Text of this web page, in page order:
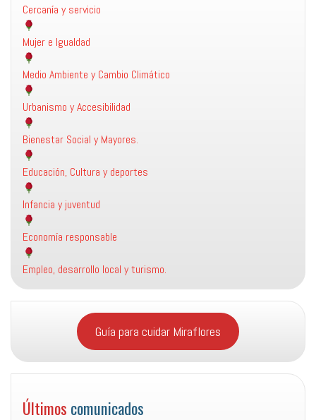
Cercanía y servicio
Mujer e Igualdad
Medio Ambiente y Cambio Climático
Urbanismo y Accesibilidad
Bienestar Social y Mayores.
Educación, Cultura y deportes
Infancia y juventud
Economía responsable
Empleo, desarrollo local y turismo.
Guía para cuidar Miraflores
Últimos comunicados